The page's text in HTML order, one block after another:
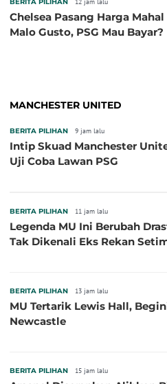
Chelsea Pasang Harga
Malo Gusto, PSG Mau Bayar?
MANCHESTER UNITED
BERITA PILIHAN 9 jam lalu
Intip Skuad Manchester
Uji Coba Lawan PSG
BERITA PILIHAN 11 jam lalu
Legenda MU Ini Berubah
Tak Dikenali Eks Rekan
BERITA PILIHAN 13 jam lalu
MU Tertarik Lewis Hall,
Newcastle
BERITA PILIHAN 15 jam lalu